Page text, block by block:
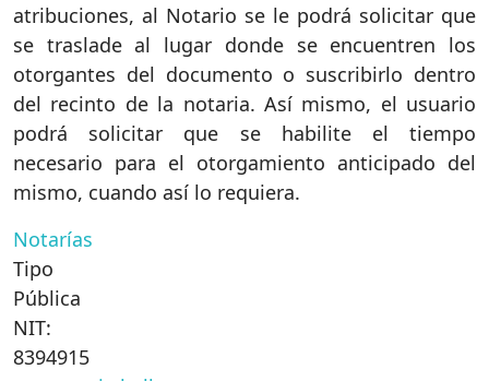
atribuciones, al Notario se le podrá solicitar que
se traslade al lugar donde se encuentren los
otorgantes del documento o suscribirlo dentro
del recinto de la notaria. Así mismo, el usuario
podrá solicitar que se habilite el tiempo
necesario para el otorgamiento anticipado del
mismo, cuando así lo requiera.
Notarías
Tipo
Pública
NIT:
8394915